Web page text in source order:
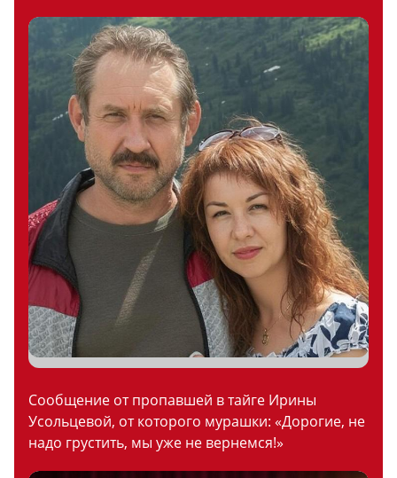
Сообщение от пропавшей в тайге Ирины
Усольцевой, от которого мурашки: «Дорогие, не
надо грустить, мы уже не вернемся!»